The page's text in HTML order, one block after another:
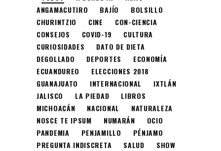
ANGAMACUTIRO
BAJÍO
BOLSILLO
CHURINTZIO
CINE
CON-CIENCIA
CONSEJOS
COVID-19
CULTURA
CURIOSIDADES
DATO DE DIETA
DEGOLLADO
DEPORTES
ECONOMÍA
ECUANDUREO
ELECCIONES 2018
GUANAJUATO
INTERNACIONAL
IXTLÁN
JALISCO
LA PIEDAD
LIBROS
MICHOACÁN
NACIONAL
NATURALEZA
NOSCE TE IPSUM
NUMARÁN
OCIO
PANDEMIA
PENJAMILLO
PÉNJAMO
PREGUNTA INDISCRETA
SALUD
SHOW